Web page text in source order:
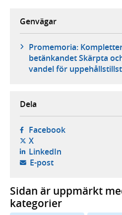
Genvägar
Promemoria:
betänkandet Skärpta
vandel för
Dela
Facebook- öppnas i ny
X- öppnas i ny flik,
LinkedIn- öppnas i ny
E-post- öppnar din e-
Sidan är uppmärkt
kategorier